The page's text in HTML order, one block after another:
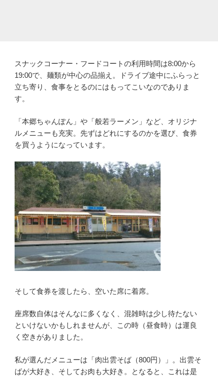
スナックコーナー・フードコートの利用時間は8:00から
19:00で、麺類が中心の品揃え。ドライブ途中にふらっと
立ち寄り、食事をとるのにはもってこいなのでありま
す。
「本郷ちゃんぽん」や「般若ラーメン」など、オリジナ
ルメニューも充実。先ずはどれにするのかを選び、食券
を買うようになっています。
そして食券を渡したら、空いた席に着席。
座席数自体はそんなに多くなく、混雑時は少し待たない
といけないかもしれませんが、この時（昼食時）は運良
く空きがありました。
私が選んだメニューは「肉出雲そば（800円）」。出雲そ
ばが大好き、そしてお肉も大好き。となると、これは是